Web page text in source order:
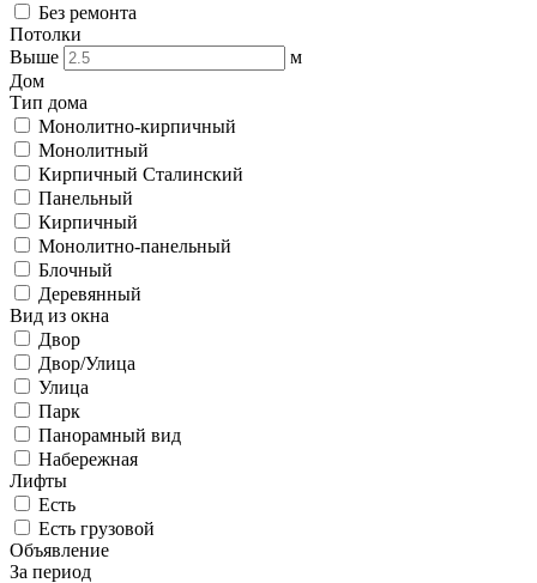
Без ремонта
Потолки
Выше
м
Дом
Тип дома
Монолитно-кирпичный
Монолитный
Кирпичный Сталинский
Панельный
Кирпичный
Монолитно-панельный
Блочный
Деревянный
Вид из окна
Двор
Двор/Улица
Улица
Парк
Панорамный вид
Набережная
Лифты
Есть
Есть грузовой
Объявление
За период